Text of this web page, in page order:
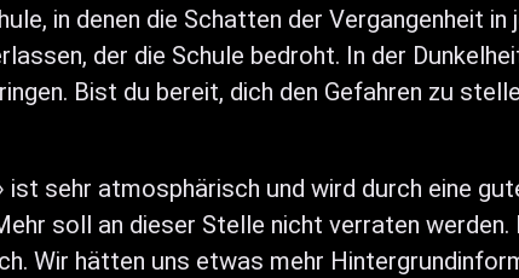
in denen die Schatten der Vergangenheit
der die Schule bedroht. In der
Bist du bereit, dich den Gefahren zu
ist sehr atmosphärisch und wird durch eine
soll an dieser Stelle nicht verraten
Wir hätten uns etwas mehr